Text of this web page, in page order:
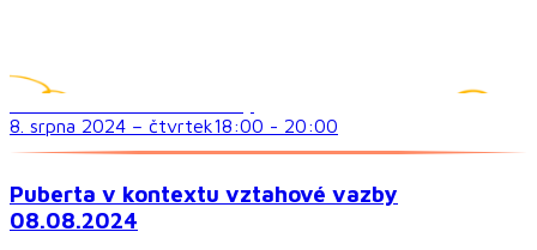
8. srpna 2024 – čtvrtek18:00 - 20:00
Puberta v kontextu vztahové vazby
08.08.2024